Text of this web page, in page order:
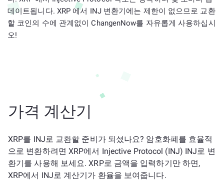
데이트됩니다. XRP 에서 INJ 변환기에는 제한이 없으므로 교환
할 코인의 수에 관계없이 ChangenNow를 자유롭게 사용하십시
오!
가격 계산기
XRP를 INJ로 교환할 준비가 되셨나요? 암호화폐를 효율적
으로 변환하려면 XRP에서 Injective Protocol (INJ) INJ로 변
환기를 사용해 보세요. XRP로 금액을 입력하기만 하면,
XRP에서 INJ로 계산기가 환율을 보여줍니다.